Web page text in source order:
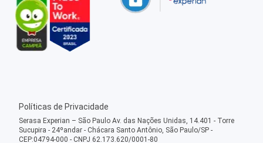
Políticas de Privacidade
Serasa Experian – São Paulo Av. das Nações Unidas, 14.401 - Torre
Sucupira - 24ºandar - Chácara Santo Antônio, São Paulo/SP -
CEP:04794-000 - CNPJ 62.173.620/0001-80